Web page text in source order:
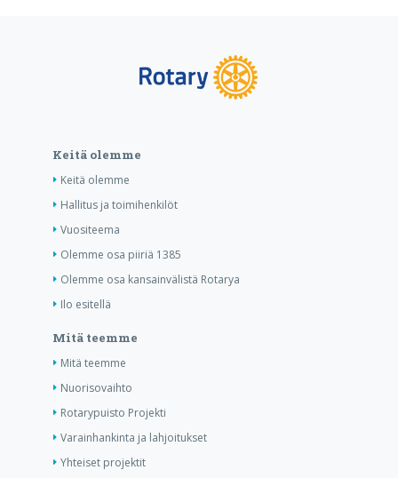
Keitä olemme
Keitä olemme
Hallitus ja toimihenkilöt
Vuositeema
Olemme osa piiriä 1385
Olemme osa kansainvälistä Rotarya
Ilo esitellä
Mitä teemme
Mitä teemme
Nuorisovaihto
Rotarypuisto Projekti
Varainhankinta ja lahjoitukset
Yhteiset projektit